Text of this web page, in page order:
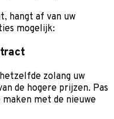
hangt af van uw
mogelijk:
zolang uw
de hogere prijzen. Pas
met de nieuwe